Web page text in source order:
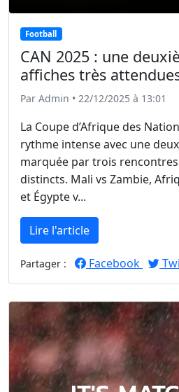
Football
CAN 2025 : une
affiches très
Par Admin • 22/12/2025 à 13:01
La Coupe d’Afrique des
rythme intense avec une
marquée par trois
distincts. Mali vs Zambie,
et Égypte v...
Lire l'article
Partager : Facebook